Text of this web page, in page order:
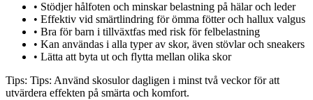
• Stödjer hålfoten och minskar belastning på hälar och leder
• Effektiv vid smärtlindring för ömma fötter och hallux valgus
• Bra för barn i tillväxtfas med risk för felbelastning
• Kan användas i alla typer av skor, även stövlar och sneakers
• Lätta att byta ut och flytta mellan olika skor
Tips: Tips: Använd skosulor dagligen i minst två veckor för att
utvärdera effekten på smärta och komfort.